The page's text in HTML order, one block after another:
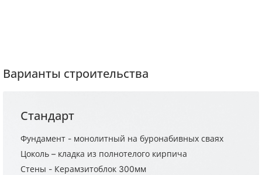
Варианты строительства
Стандарт
Фундамент - монолитный на буронабивных сваях
Цоколь – кладка из полнотелого кирпича
Стены - Керамзитоблок 300мм